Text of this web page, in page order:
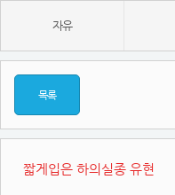
자유
목록
짧게입은 하의실종 유현